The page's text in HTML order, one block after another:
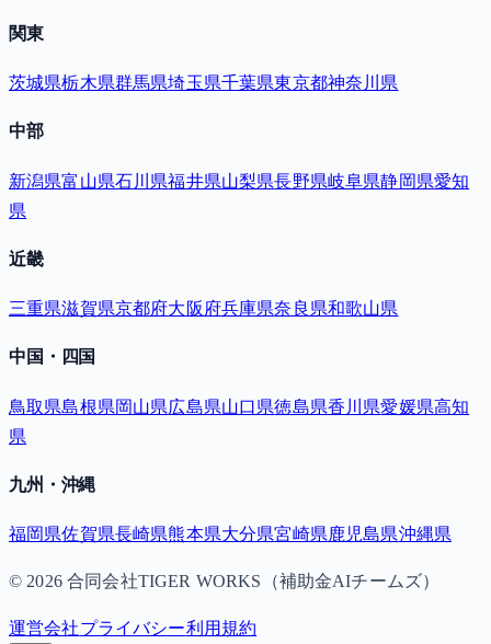
関東
茨城県栃木県群馬県埼玉県千葉県東京都神奈川県
中部
新潟県富山県石川県福井県山梨県長野県岐阜県静岡県愛知
県
近畿
三重県滋賀県京都府大阪府兵庫県奈良県和歌山県
中国・四国
鳥取県島根県岡山県広島県山口県徳島県香川県愛媛県高知
県
九州・沖縄
福岡県佐賀県長崎県熊本県大分県宮崎県鹿児島県沖縄県
© 2026合同会社TIGER WORKS（補助金AIチームズ）
運営会社プライバシー利用規約